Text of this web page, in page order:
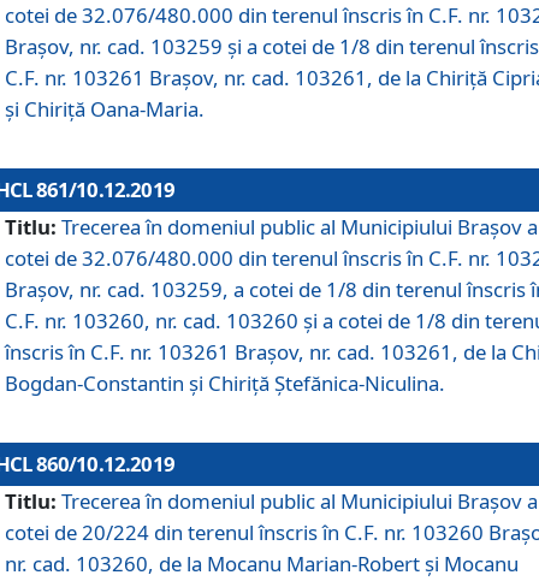
cotei de 32.076/480.000 din terenul înscris în C.F. nr.
Brașov, nr. cad. 103259 și a cotei de 1/8 din terenul
C.F. nr. 103261 Brașov, nr. cad. 103261, de la Chiriță
și Chiriță Oana-Maria.
861/10.12.2019
Titlu: Trecerea în domeniul public al Municipiului Braşov a
cotei de 32.076/480.000 din terenul înscris în C.F. nr.
Brașov, nr. cad. 103259, a cotei de 1/8 din terenul înscris
C.F. nr. 103260, nr. cad. 103260 și a cotei de 1/8 din
înscris în C.F. nr. 103261 Brașov, nr. cad. 103261, de la
Bogdan-Constantin și Chiriță Ștefănica-Niculina.
860/10.12.2019
Titlu: Trecerea în domeniul public al Municipiului Braşov a
cotei de 20/224 din terenul înscris în C.F. nr. 103260
nr. cad. 103260, de la Mocanu Marian-Robert și Mocanu